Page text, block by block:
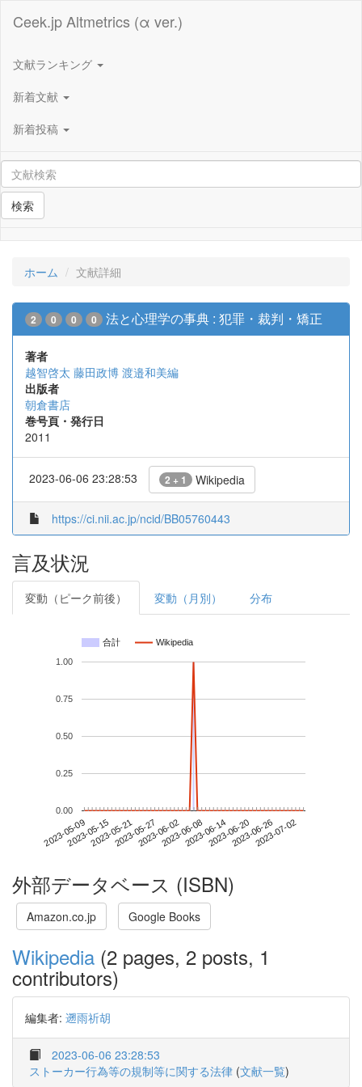
Ceek.jp Altmetrics (α ver.)
文献ランキング
新着文献
新着投稿
検索
ホーム 文献詳細
2 0 0 0 法と心理学の事典 : 犯罪・裁判・矯正
著者
越智啓太 藤田政博 渡邉和美編
出版者
朝倉書店
巻号頁・発行日
2011
2023-06-06 23:28:53 2 + 1 Wikipedia
https://ci.nii.ac.jp/ncid/BB05760443
言及状況
変動（ピーク前後） 変動（月別） 分布
合計 Wikipedia
2023-05-092023-05-152023-05-212023-05-272023-06-022023-06-082023-06-142023-06-202023-06-262023-07-02
0.00
0.25
0.50
0.75
1.00
外部データベース (ISBN)
Amazon.co.jp Google Books
Wikipedia (2 pages, 2 posts, 1
contributors)
編集者: 遡雨祈胡
2023-06-06 23:28:53
ストーカー行為等の規制等に関する法律 (文献一覧)